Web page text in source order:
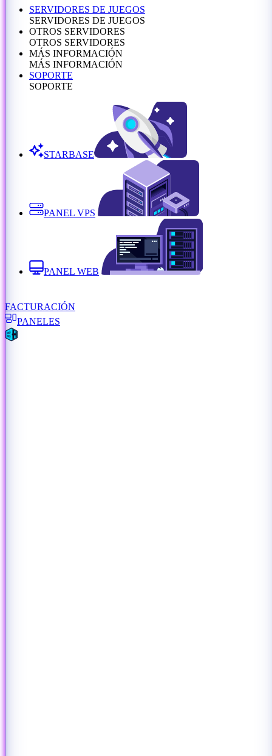
SERVIDORES DE JUEGOS
SERVIDORES DE JUEGOS
OTROS SERVIDORES
OTROS SERVIDORES
MÁS INFORMACIÓN
MÁS INFORMACIÓN
SOPORTE
SOPORTE
STARBASE
PANEL VPS
PANEL WEB
FACTURACIÓN
PANELES